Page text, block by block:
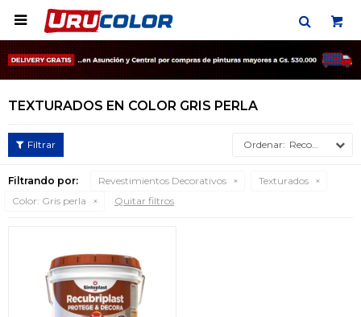

TEXTURADOS EN COLOR GRIS PERLA
Recomendados
Filtrando por: Revestimientos Decorativos
Texturados
Color: Gris perla Quitar filtros